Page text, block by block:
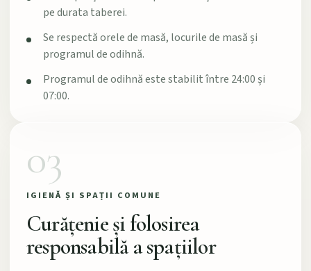
pe durata taberei.
Se respectă orele de masă, locurile de masă și
programul de odihnă.
Programul de odihnă este stabilit între 24:00 și
07:00.
03
IGIENĂ ȘI SPAȚII COMUNE
Curățenie și folosirea
responsabilă a spațiilor